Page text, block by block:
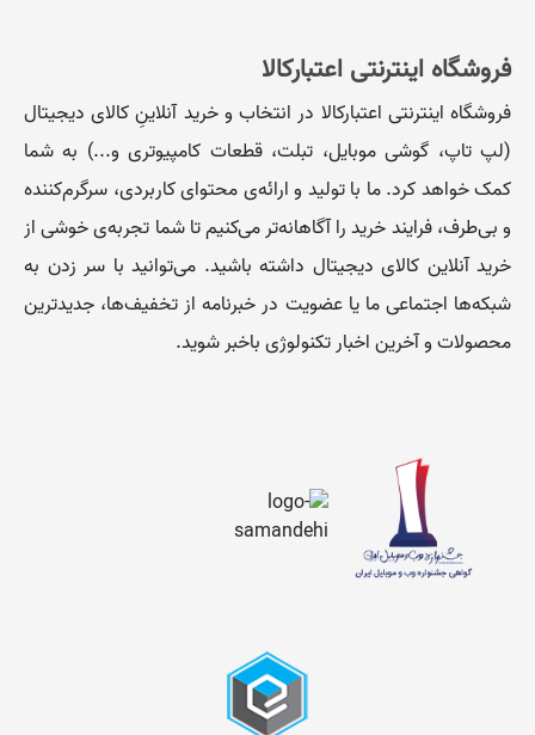
فروشگاه اینترنتی اعتبارکالا
فروشگاه اینترنتی اعتبارکالا در انتخاب و خرید آنلاینِ کالای دیجیتال
(لپ تاپ، گوشی موبایل، تبلت، قطعات کامپیوتری و...) به شما
کمک خواهد کرد. ما با تولید و ارائه‌ی محتوای کاربردی، سرگرم‌کننده
و بی‌طرف، فرایند خرید را آگاهانه‌تر می‌کنیم تا شما تجربه‌ی خوشی از
خرید آنلاین کالای دیجیتال داشته باشید. می‌توانید با سر زدن به
شبکه‌ها اجتماعی ما یا عضویت در خبرنامه از تخفیف‌‌ها، جدیدترین
محصولات و آخرین اخبار تکنولوژی باخبر شوید.